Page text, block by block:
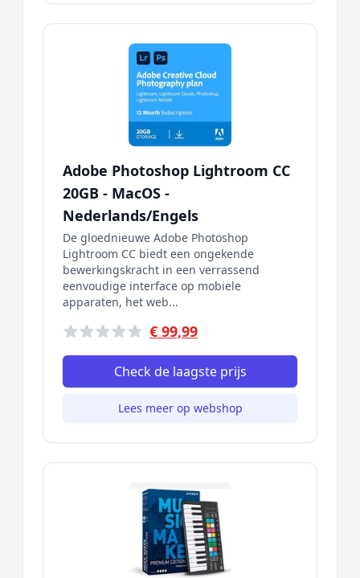
Adobe Photoshop Lightroom CC
20GB - MacOS -
Nederlands/Engels
De gloednieuwe Adobe Photoshop
Lightroom CC biedt een ongekende
bewerkingskracht in een verrassend
eenvoudige interface op mobiele
apparaten, het web...
€ 99,99
Check de laagste prijs
Lees meer op webshop